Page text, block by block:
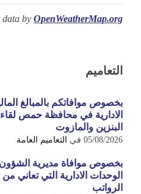
data by OpenWeatherMap.org
التعاميم
بخصوص موافاتكم بالمبالغ
الادارية في محافظة حمص
البنزين والمازوت
05/08/2026 في التعاميم العامة
بخصوص موافاة مديرية الشؤون
الوحدات الادارية التي تعاني
الرواتب